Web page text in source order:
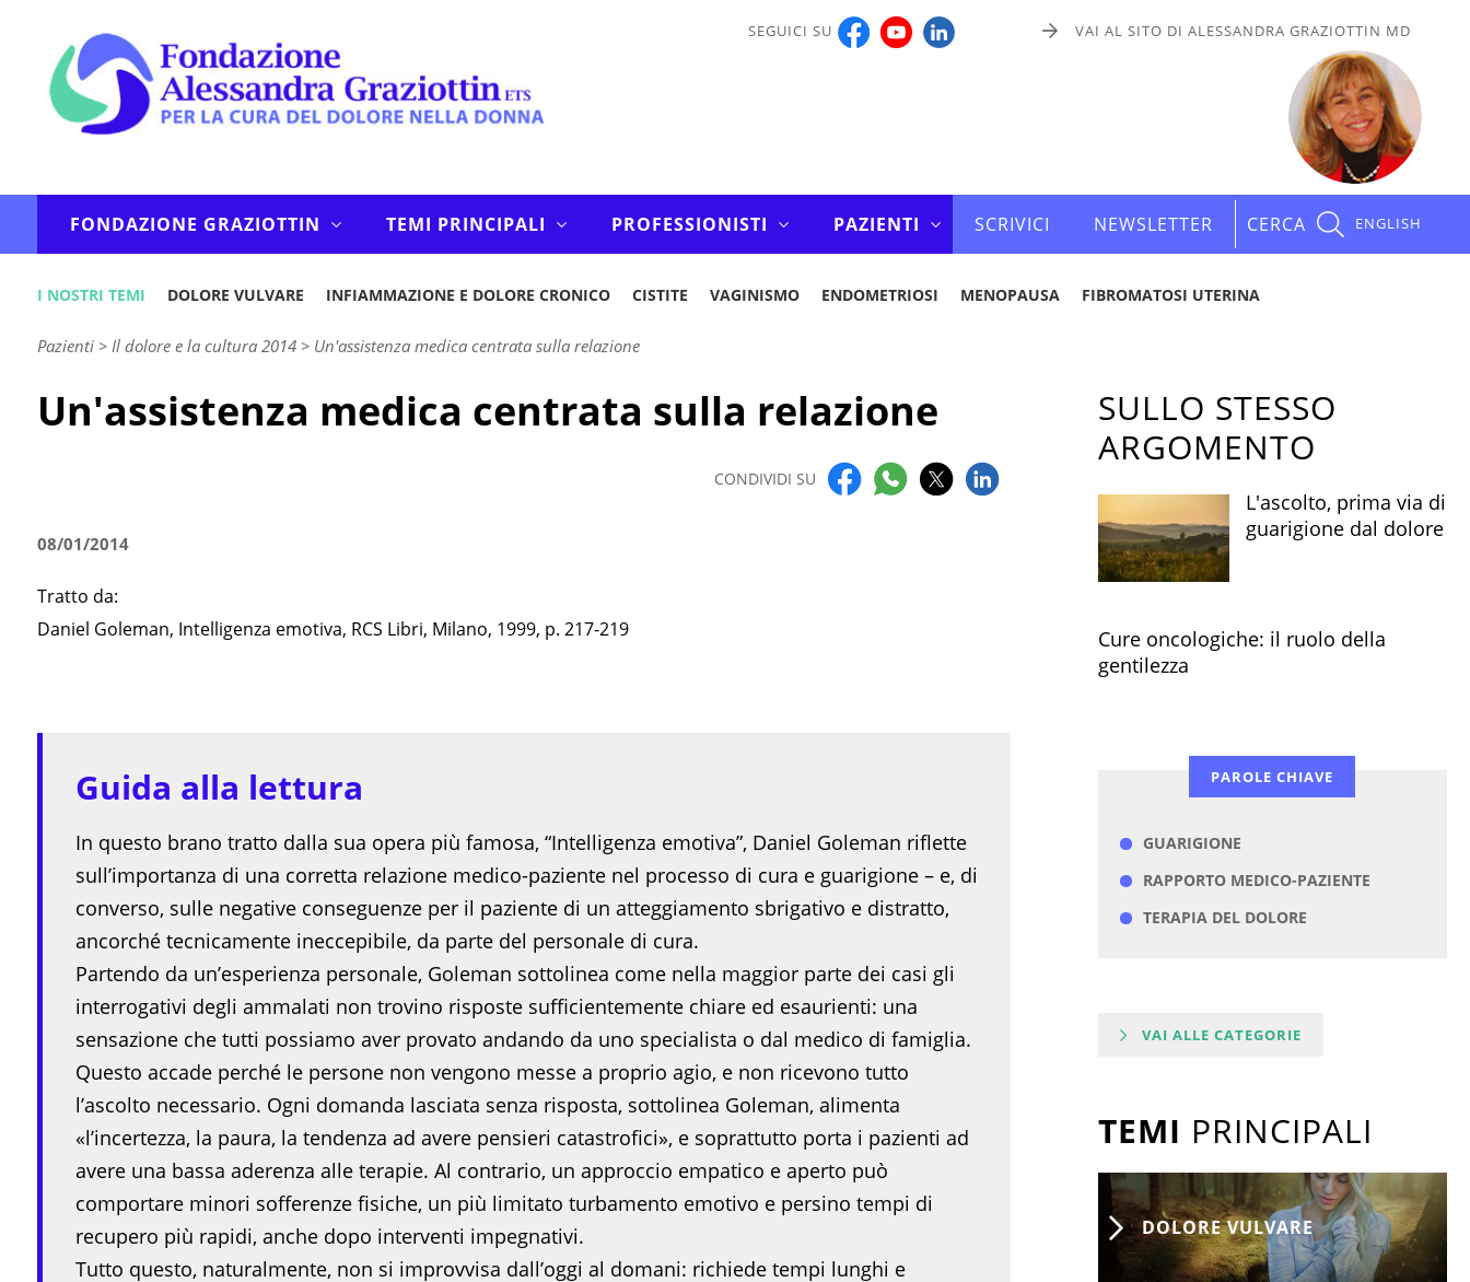
SEGUICI SU VAI AL SITO DI ALESSANDRA GRAZIOTTIN MD
FONDAZIONE GRAZIOTTIN TEMI PRINCIPALI PROFESSIONISTI PAZIENTI SCRIVICI NEWSLETTER CERCA ENGLISH
I NOSTRI TEMI DOLORE VULVARE INFIAMMAZIONE E DOLORE CRONICO CISTITE VAGINISMO ENDOMETRIOSI MENOPAUSA FIBROMATOSI UTERINA
Pazienti> Il dolore e la cultura 2014 > Un'assistenza medica centrata sulla relazione
Un'assistenza medica centrata sulla relazione
CONDIVIDI SU
08/01/2014
Tratto da:
Daniel Goleman, Intelligenza emotiva, RCS Libri, Milano, 1999, p. 217-219
Guida alla lettura
In questo brano tratto dalla sua opera più famosa, “Intelligenza emotiva”, Daniel Goleman riflette
sull’importanza di una corretta relazione medico-paziente nel processo di cura e guarigione – e, di
converso, sulle negative conseguenze per il paziente di un atteggiamento sbrigativo e distratto,
ancorché tecnicamente ineccepibile, da parte del personale di cura.
Partendo da un’esperienza personale, Goleman sottolinea come nella maggior parte dei casi gli
interrogativi degli ammalati non trovino risposte sufficientemente chiare ed esaurienti: una
sensazione che tutti possiamo aver provato andando da uno specialista o dal medico di famiglia.
Questo accade perché le persone non vengono messe a proprio agio, e non ricevono tutto
l’ascolto necessario. Ogni domanda lasciata senza risposta, sottolinea Goleman, alimenta
«l’incertezza, la paura, la tendenza ad avere pensieri catastrofici», e soprattutto porta i pazienti ad
avere una bassa aderenza alle terapie. Al contrario, un approccio empatico e aperto può
comportare minori sofferenze fisiche, un più limitato turbamento emotivo e persino tempi di
recupero più rapidi, anche dopo interventi impegnativi.
Tutto questo, naturalmente, non si improvvisa dall’oggi al domani: richiede tempi lunghi e
SULLO STESSO
ARGOMENTO
L'ascolto, prima via di
guarigione dal dolore
Cure oncologiche: il ruolo della
gentilezza
PAROLE CHIAVE
GUARIGIONE
RAPPORTO MEDICO-PAZIENTE
TERAPIA DEL DOLORE
VAI ALLE CATEGORIE
TEMI PRINCIPALI
DOLORE VULVARE